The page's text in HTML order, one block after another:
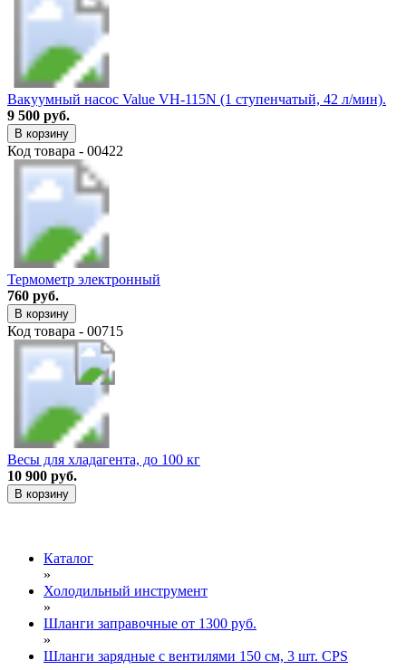
Вакуумный насос Value VH-115N (1 ступенчатый, 42 л/мин).
9 500 руб.
В корзину
Код товара - 00422
Термометр электронный
760 руб.
В корзину
Код товара - 00715
Весы для хладагента, до 100 кг
10 900 руб.
В корзину
Каталог
»
Холодильный инструмент
»
Шланги заправочные от 1300 руб.
»
Шланги зарядные с вентилями 150 см, 3 шт. CPS